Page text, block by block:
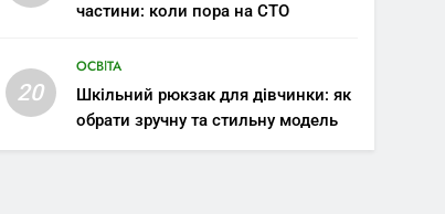
частини: коли пора на СТО
20
ОСВІТА
Шкільний рюкзак для дівчинки: як
обрати зручну та стильну модель